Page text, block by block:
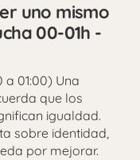
uno mismo
00-01h -
a 01:00) Una
que los
igualdad.
sobre identidad,
por mejorar.